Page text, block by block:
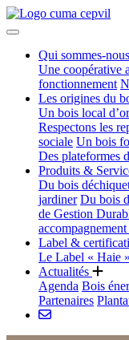
Qui sommes-
Une coopérative
fonctionnement
Les origines du
Un bois local
Respectons les
sociale Un bois
Des plateformes
Produits &
Du bois
jardiner Du bois
de Gestion
accompagnement
Label &
Le Label « Haie »
Actualités
Agenda Bois
Partenaires